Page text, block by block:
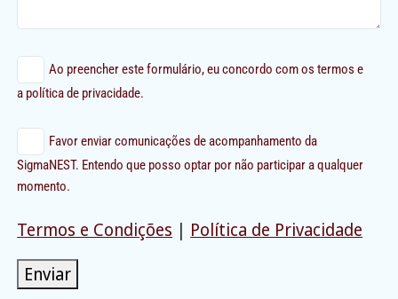
Ao preencher este formulário, eu concordo com os termos e
a política de privacidade.
Favor enviar comunicações de acompanhamento da
SigmaNEST. Entendo que posso optar por não participar a qualquer
momento.
Termos e Condições | Política de Privacidade
Enviar